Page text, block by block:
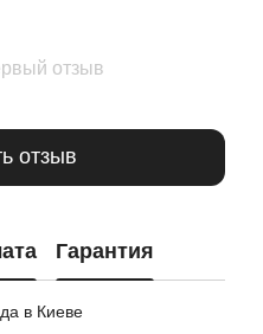
отзыв
отзыв
Гарантия
в Киеве